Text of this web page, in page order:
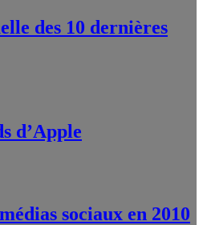
des 10 dernières
d’Apple
sociaux en 2010